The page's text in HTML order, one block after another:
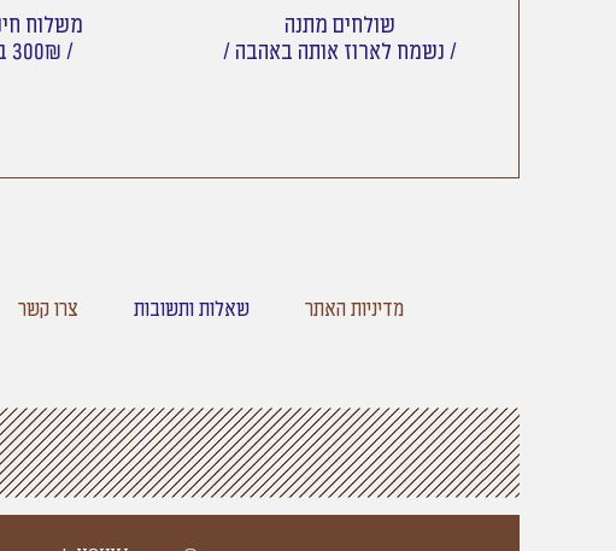
משלוח
/ 300₪ ברכישה מעל /
שולחים מתנה
/ נשמח לארוז אותה באהבה /
מדיניות האתר שאלות ותשובות צרו קשר